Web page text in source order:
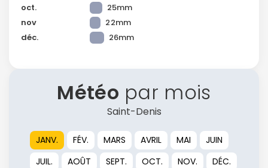
oct.
25mm
nov
22mm
déc.
26mm
Météo par mois
Saint-Denis
JANV. FÉV. MARS AVRIL MAI
JUIN
JUIL.
AOÛT SEPT. OCT. NOV. DÉC.